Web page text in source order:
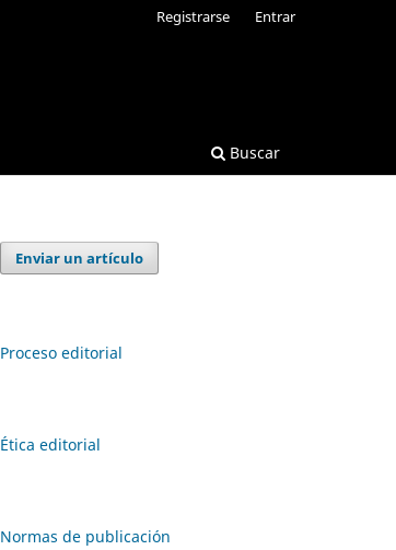
Buscar
Registrarse Entrar
Enviar un artículo
Proceso editorial
Ética editorial
Normas de publicación